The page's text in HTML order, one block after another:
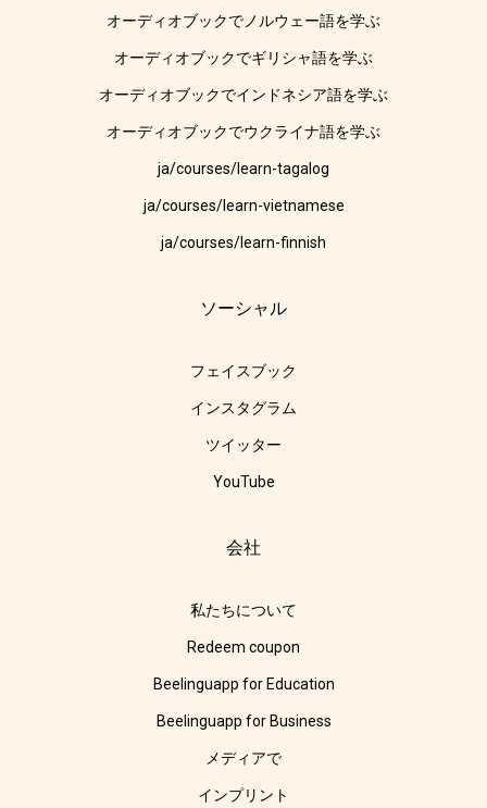
オーディオブックでノルウェー語を学ぶ
オーディオブックでギリシャ語を学ぶ
オーディオブックでインドネシア語を学ぶ
オーディオブックでウクライナ語を学ぶ
ja/courses/learn-tagalog
ja/courses/learn-vietnamese
ja/courses/learn-finnish
ソーシャル
フェイスブック
インスタグラム
ツイッター
YouTube
会社
私たちについて
Redeem coupon
Beelinguapp for Education
Beelinguapp for Business
メディアで
インプリント